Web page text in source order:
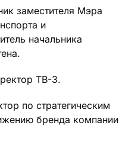
заместителя Мэра
и
начальника
ТВ-3.
по стратегическим
бренда компании